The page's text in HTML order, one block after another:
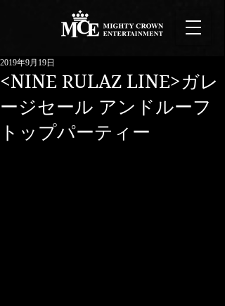
<NINE RULAZ LINE>ガレ
ージセール アンドルーフ
トップパーティー
2019年9月19日